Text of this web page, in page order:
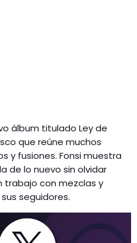
álbum titulado Ley de
que reúne muchos
y fusiones. Fonsi muestra
de lo nuevo sin olvidar
trabajo con mezclas y
seguidores.